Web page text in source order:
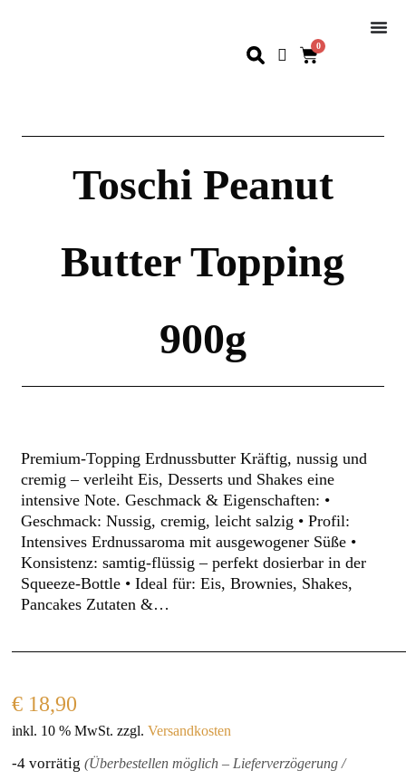
0
Toschi Peanut
Butter Topping
900g
Premium-Topping Erdnussbutter Kräftig, nussig und
cremig – verleiht Eis, Desserts und Shakes eine
intensive Note. Geschmack & Eigenschaften: •
Geschmack: Nussig, cremig, leicht salzig • Profil:
Intensives Erdnussaroma mit ausgewogener Süße •
Konsistenz: samtig-flüssig – perfekt dosierbar in der
Squeeze-Bottle • Ideal für: Eis, Brownies, Shakes,
Pancakes Zutaten &…
€ 18,90
inkl. 10 % MwSt. zzgl.Versandkosten
-4 vorrätig(Überbestellen möglich – Lieferverzögerung /